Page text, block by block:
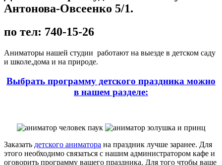
Антонова-Овсеенко 5/1.
по тел: 740-15-26
Аниматоры нашей студии работают на выезде в детском саду
и школе,дома и на природе.
Выбрать программу детского праздника можно
в нашем разделе:
Заказать детского аниматора на праздник лучше заранее. Для
этого необходимо связаться с нашим администратором кафе и
оговорить программу вашего праздника. Для того чтобы ваше